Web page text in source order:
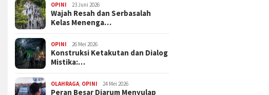
OPINI 23 Juni 2026
Wajah Resah dan Serbasalah
Kelas Menenga…
OPINI 26 Mei 2026
Konstruksi Ketakutan dan Dialog
Mistika:…
OLAHRAGA OPINI 24 Mei 2026
Peran Besar Djarum Menyulap